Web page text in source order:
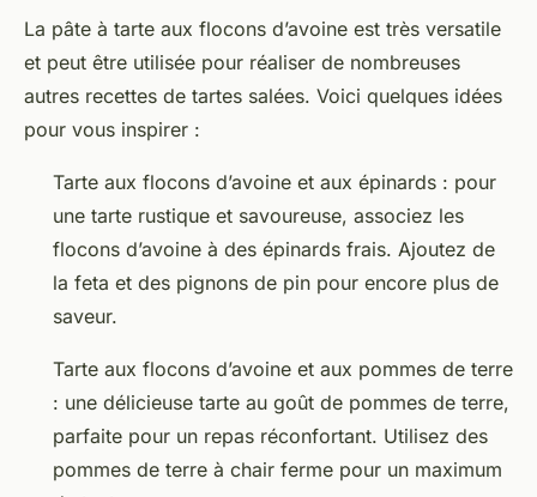
La pâte à tarte aux flocons d’avoine est très versatile
et peut être utilisée pour réaliser de nombreuses
autres recettes de tartes salées. Voici quelques idées
pour vous inspirer :
Tarte aux flocons d’avoine et aux épinards : pour
une tarte rustique et savoureuse, associez les
flocons d’avoine à des épinards frais. Ajoutez de
la feta et des pignons de pin pour encore plus de
saveur.
Tarte aux flocons d’avoine et aux pommes de terre
: une délicieuse tarte au goût de pommes de terre,
parfaite pour un repas réconfortant. Utilisez des
pommes de terre à chair ferme pour un maximum